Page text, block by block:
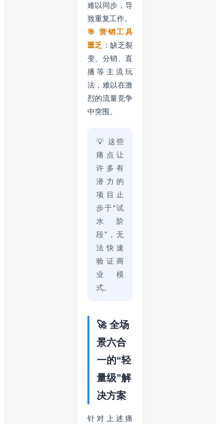
难以同步，导
致重复工作。
🎯 营销工具
匮乏 ：缺乏裂
变、分销、直
播等主流玩
法，难以在激
烈的流量竞争
中突围。
💡 这些
痛点让
许多有
潜力的
项目止
步于“试
水阶
段”，无
法快速
验证商
业模
式。
🚀 全场
景六合
一的“轻
量级”解
决方案
针对上述痛